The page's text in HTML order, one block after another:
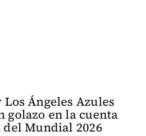
Ángeles Azules
golazo en la cuenta
del Mundial 2026